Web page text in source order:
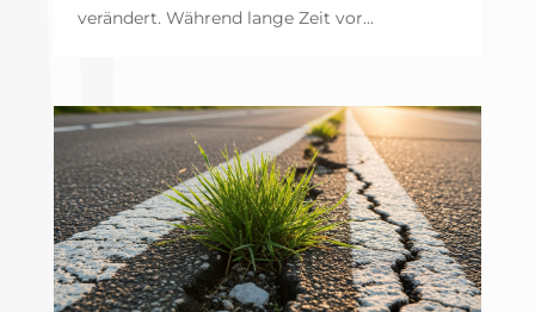
verändert. Während lange Zeit vor...